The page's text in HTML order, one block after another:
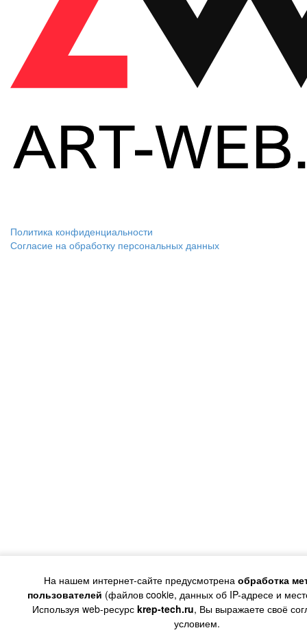
Политика конфиденциальности
Согласие на обработку персональных данных
На нашем интернет-сайте предусмотрена обработка
пользователей (файлов cookie, данных об IP-адресе и
Используя web-ресурс krep-tech.ru, Вы выражаете своё
условием.